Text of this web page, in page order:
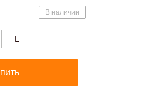
В наличии
L